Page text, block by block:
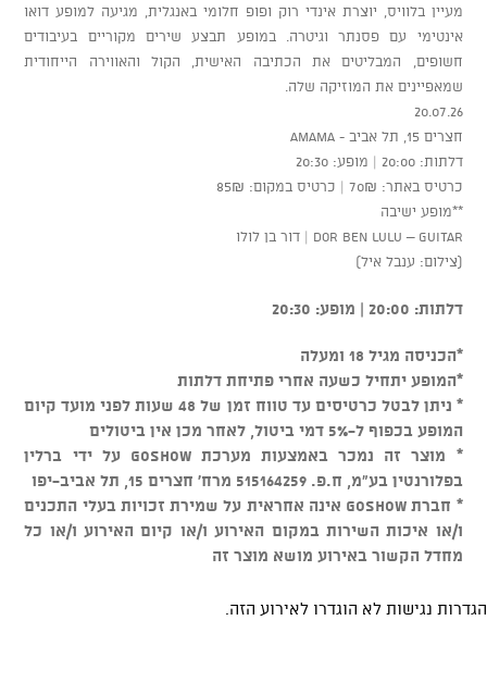
מעיין בלוויס, יוצרת אינדי רוק ופופ חלומי באנגלית, מגיעה למופע דואו
אינטימי עם פסנתר וגיטרה. במופע תבצע שירים מקוריים בעיבודים
חשופים, המבליטים את הכתיבה האישית, הקול והאווירה הייחודית
שמאפיינים את המוזיקה שלה.
20.07.26
חצרים 15, תל אביב - AMAMA
דלתות: 20:00 | מופע: 20:30
כרטיס באתר: 70₪ | כרטיס במקום: 85₪
**מופע ישיבה
Dor Ben Lulu – Guitar | דור בן לולו
(צילום: ענבל איל)
דלתות: 20:00 | מופע: 20:30
*הכניסה מגיל 18 ומעלה
*המופע יתחיל כשעה אחרי פתיחת דלתות
* ניתן לבטל כרטיסים עד טווח זמן של 48 שעות לפני מועד קיום
המופע בכפוף ל-5% דמי ביטול, לאחר מכן אין ביטולים
* מוצר זה נמכר באמצעות מערכת GOSHOW על ידי ברלין
בפלורנטין בע"מ, ח.פ. 515164259 מרח' חצרים 15, תל אביב-יפו
* חברת GOSHOW אינה אחראית על שמירת זכויות בעלי התכנים
ו/או איכות השירות במקום האירוע ו/או קיום האירוע ו/או כל
מחדל הקשור באירוע מושא מוצר זה
הגדרות נגישות לא הוגדרו לאירוע הזה.